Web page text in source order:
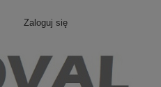
Zaloguj się